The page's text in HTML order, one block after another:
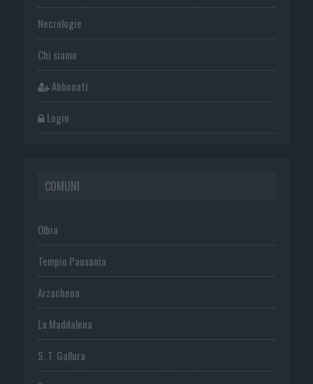
Necrologie
Chi siamo
Abbonati
Login
COMUNI
Olbia
Tempio Pausania
Arzachena
La Maddalena
S. T. Gallura